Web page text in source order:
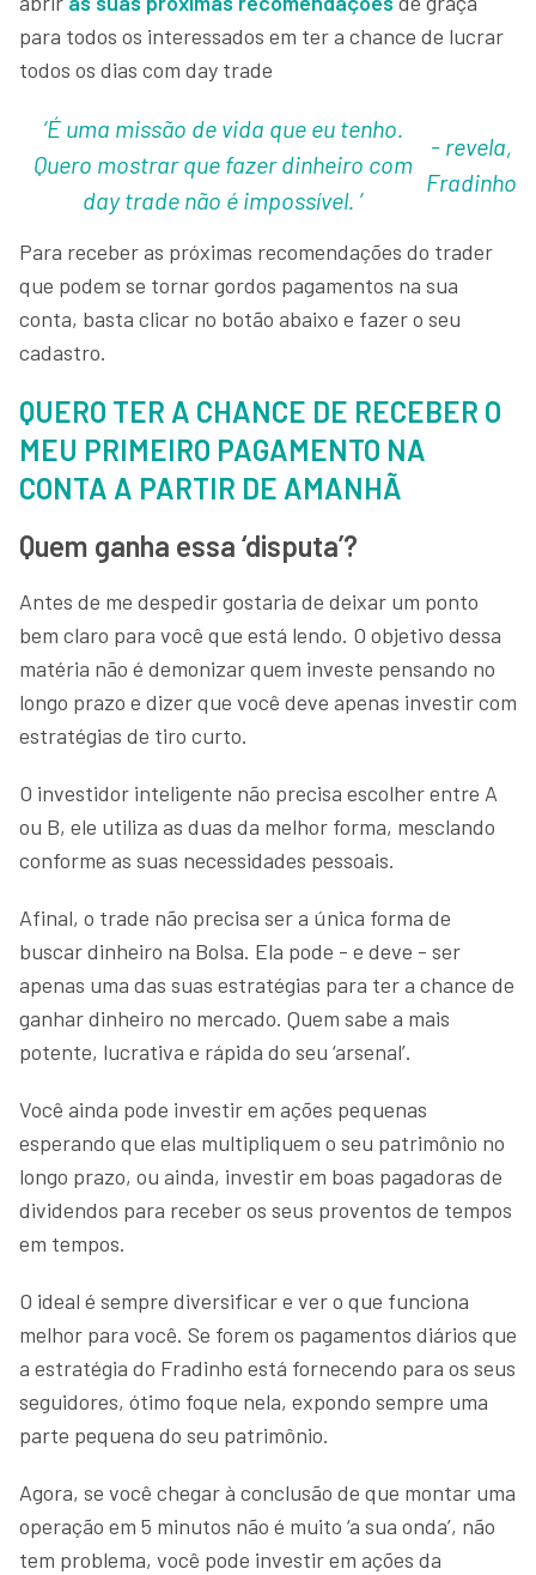
para todos os interessados em ter a chance de lucrar
todos os dias com day trade
‘É uma missão de vida que eu tenho.
Quero mostrar que fazer dinheiro com
day trade não é impossível. ’
- revela,
Fradinho
Para receber as próximas recomendações do trader
que podem se tornar gordos pagamentos na sua
conta, basta clicar no botão abaixo e fazer o seu
cadastro.
QUERO TER A CHANCE DE RECEBER O
MEU PRIMEIRO PAGAMENTO NA
CONTA A PARTIR DE AMANHÃ
Quem ganha essa ‘disputa’?
Antes de me despedir gostaria de deixar um ponto
bem claro para você que está lendo. O objetivo dessa
matéria não é demonizar quem investe pensando no
longo prazo e dizer que você deve apenas investir com
estratégias de tiro curto.
O investidor inteligente não precisa escolher entre A
ou B, ele utiliza as duas da melhor forma, mesclando
conforme as suas necessidades pessoais.
Afinal, o trade não precisa ser a única forma de
buscar dinheiro na Bolsa. Ela pode - e deve - ser
apenas uma das suas estratégias para ter a chance de
ganhar dinheiro no mercado. Quem sabe a mais
potente, lucrativa e rápida do seu ‘arsenal’.
Você ainda pode investir em ações pequenas
esperando que elas multipliquem o seu patrimônio no
longo prazo, ou ainda, investir em boas pagadoras de
dividendos para receber os seus proventos de tempos
em tempos.
O ideal é sempre diversificar e ver o que funciona
melhor para você. Se forem os pagamentos diários que
a estratégia do Fradinho está fornecendo para os seus
seguidores, ótimo foque nela, expondo sempre uma
parte pequena do seu patrimônio.
Agora, se você chegar à conclusão de que montar uma
operação em 5 minutos não é muito ‘a sua onda’, não
tem problema, você pode investir em ações da